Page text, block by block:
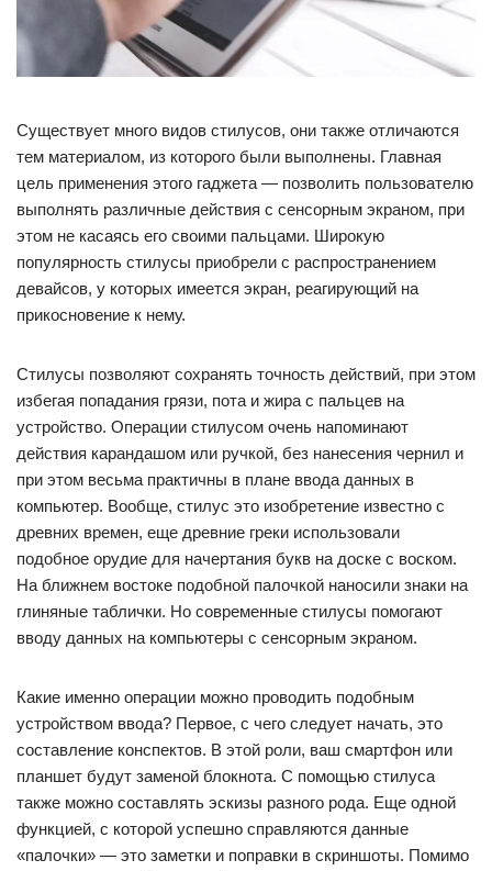
Существует много видов стилусов, они также отличаются
тем материалом, из которого были выполнены. Главная
цель применения этого гаджета — позволить пользователю
выполнять различные действия с сенсорным экраном, при
этом не касаясь его своими пальцами. Широкую
популярность стилусы приобрели с распространением
девайсов, у которых имеется экран, реагирующий на
прикосновение к нему.
Стилусы позволяют сохранять точность действий, при этом
избегая попадания грязи, пота и жира с пальцев на
устройство. Операции стилусом очень напоминают
действия карандашом или ручкой, без нанесения чернил и
при этом весьма практичны в плане ввода данных в
компьютер. Вообще, стилус это изобретение известно с
древних времен, еще древние греки использовали
подобное орудие для начертания букв на доске с воском.
На ближнем востоке подобной палочкой наносили знаки на
глиняные таблички. Но современные стилусы помогают
вводу данных на компьютеры с сенсорным экраном.
Какие именно операции можно проводить подобным
устройством ввода? Первое, с чего следует начать, это
составление конспектов. В этой роли, ваш смартфон или
планшет будут заменой блокнота. С помощью стилуса
также можно составлять эскизы разного рода. Еще одной
функцией, с которой успешно справляются данные
«палочки» — это заметки и поправки в скриншоты. Помимо